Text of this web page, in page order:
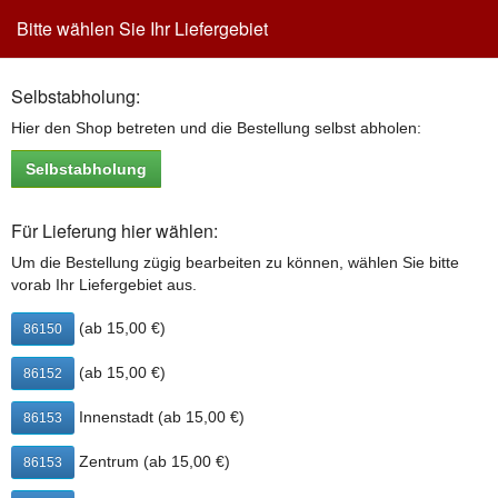
Bitte wählen Sie Ihr Liefergebiet
Selbstabholung:
Hier den Shop betreten und die Bestellung selbst abholen:
Selbstabholung
Für Lieferung hier wählen:
Um die Bestellung zügig bearbeiten zu können, wählen Sie bitte
vorab Ihr Liefergebiet aus.
86150 (ab 15,00 €)
86152 (ab 15,00 €)
86153 Innenstadt (ab 15,00 €)
86153 Zentrum (ab 15,00 €)
Toggle
2 for 1 Carbonara
Sauce Hollandaise, Käse, Bacon, Ei, Zwiebeln & Parmesan
1 Pizza wählen - 1 gleiche Pizza wird gratis geliefert
2 for 1 Carbonara in Augsburg bestellen (in
den Warenkorb legen):
26 cm 12,90 € 32 cm
(Button klicken, um 2 for 1 Carbonara in den Warenkorb zu legen)
2 for 1 Carbonara enthält folgende Zusatzstoffe bzw.
Allergene:
2: mit Antioxidationsmittel
3: mit Konservierungsstoffen
a: Glutenhaltiges Getreide (Weizen) und daraus